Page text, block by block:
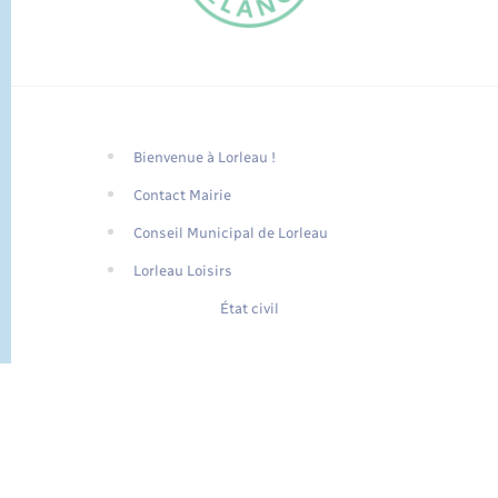
Traduction du
FR
Bienvenue à Lorleau !
Contact Mairie
Conseil Municipal de Lorleau
Lorleau Loisirs
État civil